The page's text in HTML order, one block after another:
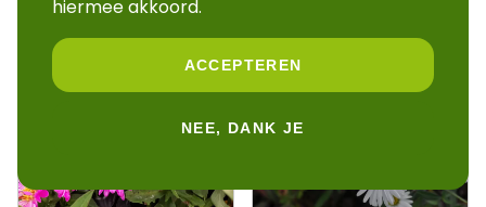
hiermee akkoord.
ACCEPTEREN
NEE, DANK JE